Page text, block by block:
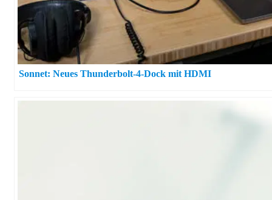
Sonnet: Neues Thunderbolt-4-Dock mit HDMI